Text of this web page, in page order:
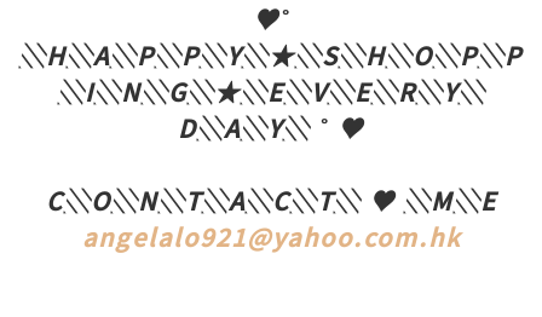
♥˚
░H░A░P░P░Y░★░S░H░O░P░P
░I░N░G░★░E░V░E░R░Y░
D░A░Y░ ˚ ♥
C░O░N░T░A░C░T░ ♥ ░M░E
angelalo921@yahoo.com.hk